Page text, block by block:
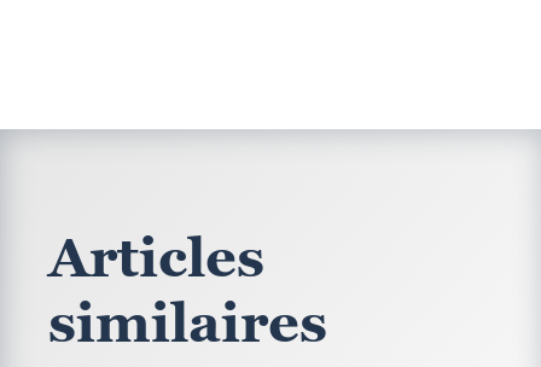
Articles
similaires